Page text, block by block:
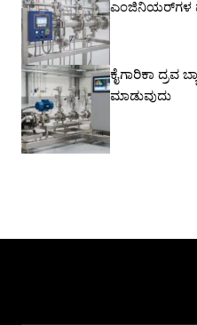
ಎಂಜಿನಿಯರ್‌ಗಳ
ಕೈಗಾರಿಕಾ ದ್ರವ
ಮಾಡುವುದು